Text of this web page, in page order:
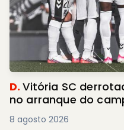
D.Vitória SC
no arranque do
8 agosto 2026